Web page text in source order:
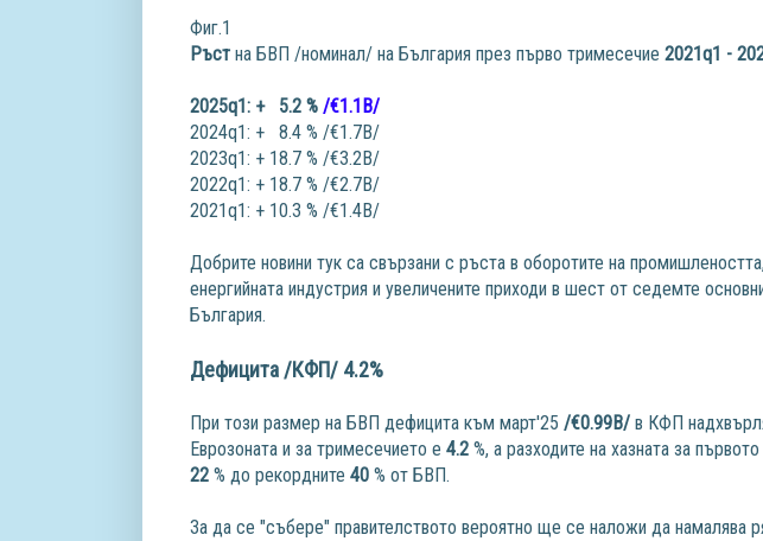
Фиг.1
Ръст на БВП /номинал/ на България през първо тримесечие 2021q1 -
2025q1: + 5.2 % /€1.1B/
2024q1: + 8.4 % /€1.7B/
2023q1: + 18.7 % /€3.2B/
2022q1: + 18.7 % /€2.7B/
2021q1: + 10.3 % /€1.4B/
Добрите новини тук са свързани с ръста в оборотите на
енергийната индустрия и увеличените приходи в шест от седемте
България.
Дефицита /КФП/ 4.2%
При този размер на БВП дефицита към март'25 /€0.99B/в КФП
Еврозоната и за тримесечието е 4.2 %, а разходите на хазната за
22 % до рекордните 40 % от БВП.
За да се "събере" правителството вероятно ще се наложи да намалява